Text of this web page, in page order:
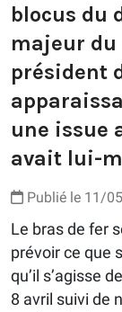
blocus du
majeur du
président
une issue
avait lui-
Publié le 11/
Le bras de fer
prévoir ce que
qu’il s’agisse
8 avril suivi de